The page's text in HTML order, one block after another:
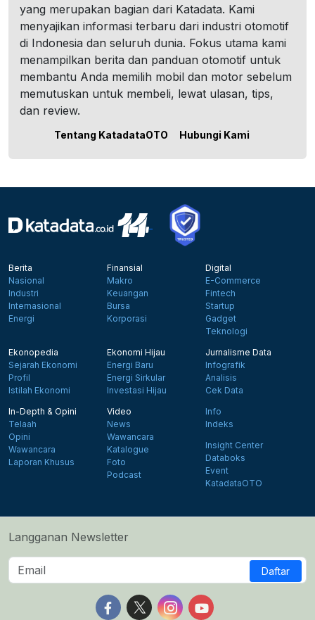
yang merupakan bagian dari Katadata. Kami
menyajikan informasi terbaru dari industri otomotif
di Indonesia dan seluruh dunia. Fokus utama kami
menampilkan berita dan panduan otomotif untuk
membantu Anda memilih mobil dan motor sebelum
memutuskan untuk membeli, lewat ulasan, tips,
dan review.
Tentang KatadataOTO Hubungi Kami
Berita
Nasional
Industri
Internasional
Energi
Finansial
Makro
Keuangan
Bursa
Korporasi
Digital
E-Commerce
Fintech
Startup
Gadget
Teknologi
Ekonopedia
Sejarah Ekonomi
Profil
Istilah Ekonomi
Ekonomi Hijau
Energi Baru
Energi Sirkular
Investasi Hijau
Jurnalisme Data
Infografik
Analisis
Cek Data
In-Depth & Opini
Telaah
Opini
Wawancara
Laporan Khusus
Video
News
Wawancara
Katalogue
Foto
Podcast
Info
Indeks
Insight Center
Databoks
Event
KatadataOTO
Langganan Newsletter
Daftar
Follow us on Facebook
Follow us on X
Follow us on Instagram
Follow us on